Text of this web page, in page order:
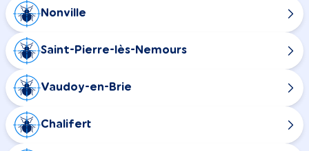
Nonville
Saint-Pierre-lès-Nemours
Vaudoy-en-Brie
Chalifert